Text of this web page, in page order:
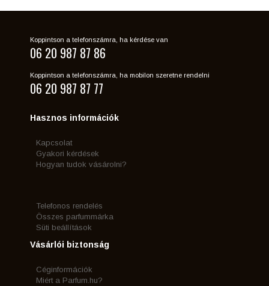
Koppintson a telefonszámra, ha kérdése van
06 20 987 87 86
Koppintson a telefonszámra, ha mobilon szeretne rendelni
06 20 987 87 77
Hasznos információk
Kapcsolat
Gyakori kérdések
Hogyan tudok vásárolni?
Telefonos rendelés
Összes parfummárka
Süti beállítások
Vásárlói biztonság
Céginformációk
Miért a Parfum.hu?